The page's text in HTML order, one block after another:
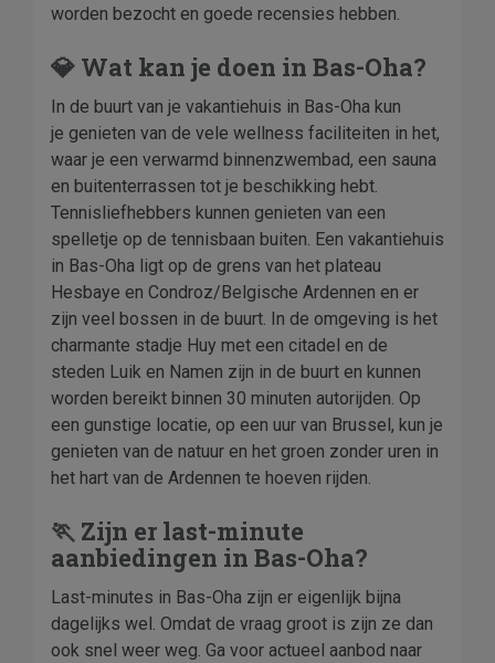
worden bezocht en goede recensies hebben.
💎 Wat kan je doen in Bas-Oha?
In de buurt van je vakantiehuis in Bas-Oha kun
je genieten van de vele wellness faciliteiten in het,
waar je een verwarmd binnenzwembad, een sauna
en buitenterrassen tot je beschikking hebt.
Tennisliefhebbers kunnen genieten van een
spelletje op de tennisbaan buiten. Een vakantiehuis
in Bas-Oha ligt op de grens van het plateau
Hesbaye en Condroz/Belgische Ardennen en er
zijn veel bossen in de buurt. In de omgeving is het
charmante stadje Huy met een citadel en de
steden Luik en Namen zijn in de buurt en kunnen
worden bereikt binnen 30 minuten autorijden. Op
een gunstige locatie, op een uur van Brussel, kun je
genieten van de natuur en het groen zonder uren in
het hart van de Ardennen te hoeven rijden.
🏃 Zijn er last-minute
aanbiedingen in Bas-Oha?
Last-minutes in Bas-Oha zijn er eigenlijk bijna
dagelijks wel. Omdat de vraag groot is zijn ze dan
ook snel weer weg. Ga voor actueel aanbod naar